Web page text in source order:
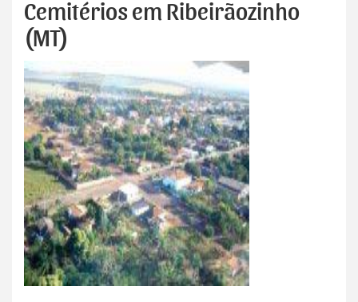
Cemitérios em Ribeirãozinho
(MT)